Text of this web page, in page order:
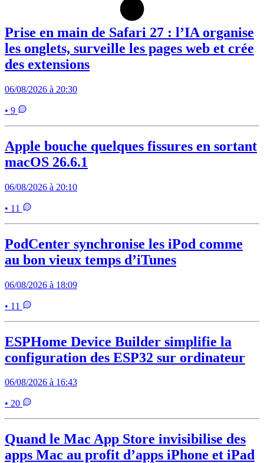
Prise en main de Safari 27 : l’IA organise
les onglets, surveille les pages web et crée
des extensions
06/08/2026 à 20:30
• 9
Apple bouche quelques fissures en sortant
macOS 26.6.1
06/08/2026 à 20:10
• 11
PodCenter synchronise les iPod comme
au bon vieux temps d’iTunes
06/08/2026 à 18:09
• 11
ESPHome Device Builder simplifie la
configuration des ESP32 sur ordinateur
06/08/2026 à 16:43
• 20
Quand le Mac App Store invisibilise des
apps Mac au profit d’apps iPhone et iPad